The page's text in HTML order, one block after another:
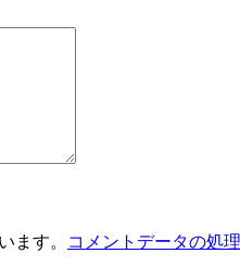
ます。
コメントデータの処